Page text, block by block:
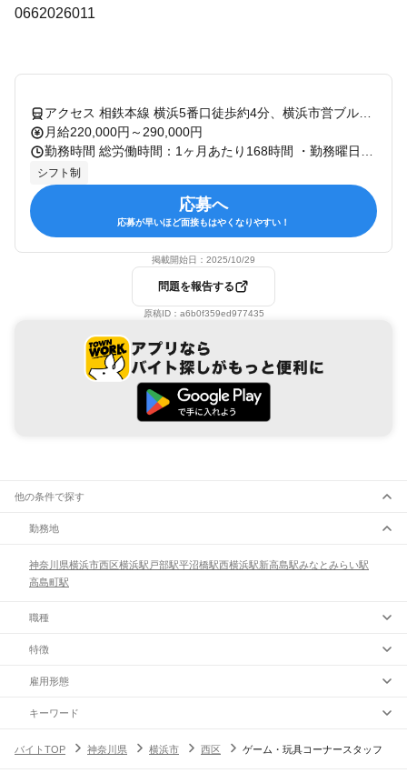
0662026011
月給220,000円～290,000円
シフト制
応募へ
応募が早いほど面接もはやくなりやすい！
掲載開始日： 2025/10/29
問題を報告する
原稿ID： a6b0f359ed977435
他の条件で探す
勤務地
神奈川県横浜市西区横浜駅 戸部駅平沼橋駅西横浜駅新高島駅みなとみらい駅
高島町駅
職種
特徴
雇用形態
キーワード
バイトTOP 神奈川県 横浜市 西区 ゲーム・玩具コーナースタッフ